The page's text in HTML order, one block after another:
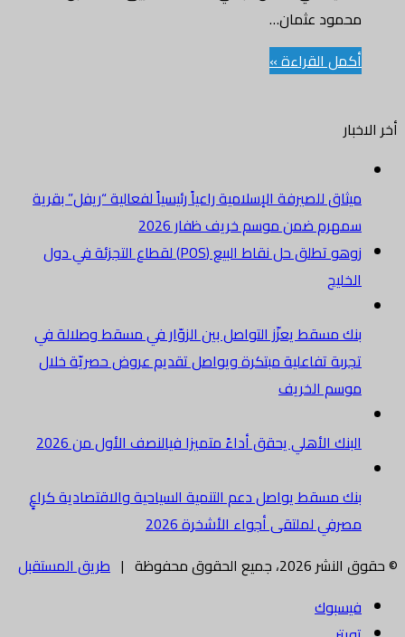
محمود عثمان…
أكمل القراءة »
أخر الاخبار
ميثاق للصيرفة الإسلامية راعياً رئيسياً لفعالية “ريفل” بقرية
سمهرم ضمن موسم خريف ظفار 2026
زوهو تطلق حل نقاط البيع (POS) لقطاع التجزئة في دول
الخليج
بنك مسقط يعزّز التواصل بين الزوّار في مسقط وصلالة في
تجربة تفاعلية مبتكرة ويواصل تقديم عروض حصريّة خلال
موسم الخريف
البنك الأهلي يحقق أداءً متميزا فيالنصف الأول من 2026
بنك مسقط يواصل دعم التنمية السياحية والاقتصادية كراعٍ
مصرفي لملتقى أجواء الأشخرة 2026
© حقوق النشر 2026، جميع الحقوق محفوظة |
طريق المستقبل
فيسبوك